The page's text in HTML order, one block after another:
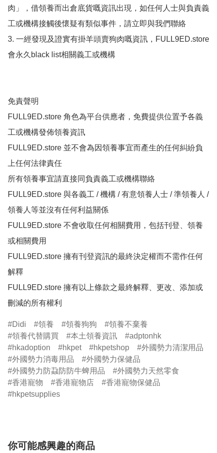
肉」，借領養而出倉底貨嘅資訊出現，如任何人士與負責義
工或機構接觸後懷疑有類似事件，請立即與我們聯絡
3. 一經發現及證實有掛羊頭賣狗肉嘅資訊，FULL9ED.store
會永久black list相關義工或機構
免責聲明
FULL9ED.store 角色為平台供應者，免費提供位置予各義
工或機構發佈領養資訊
FULL9ED.store 並不會為因領養事宜而產生的任何糾紛負
上任何法律責任
所有領養事宜請直接同負責義工或機構聯絡
FULL9ED.store 與各義工 / 機構 / 有意領養人士 / 準領養人 /
領養人等並沒有任何利益關係
FULL9ED.store 不會收取任何相關費用，包括刊登、領養
或相關費用
FULL9ED.store 擁有刊登資訊的最終決定權而不需作任何
解釋
FULL9ED.store 擁有以上條款之最終解釋、更改、添加或
刪減的所有權利
Didi 領養 領養狗狗
領養不棄養
領養代替購買
本土領養資訊
adptonhk
hkadoption
hkpet hkpetshop
外國勢力清潔用品
外國勢力消毒用品
外國勢力保健品
外國勢力防蝨防防牛蜱用品
外國勢力天然零食
香港寵物
香港寵物店
香港寵物保健品
hkpetsupplies
你可能感興趣的商品